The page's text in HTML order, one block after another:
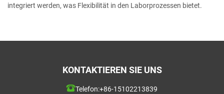
integriert werden, was Flexibilität in den Laborprozessen bietet.
KONTAKTIEREN SIE UNS
Telefon:+86-15102213839